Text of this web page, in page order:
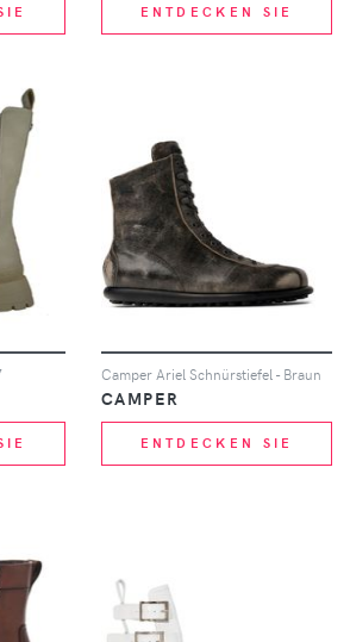
ENTDECKEN SIE
Camper Ariel Schnürstiefel - Braun
CAMPER
ENTDECKEN SIE